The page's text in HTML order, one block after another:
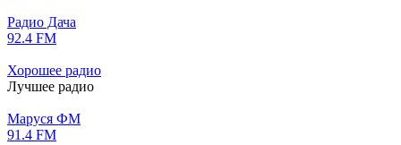
Радио Дача
92.4 FM
Хорошее радио
Лучшее радио
Маруся ФМ
91.4 FM